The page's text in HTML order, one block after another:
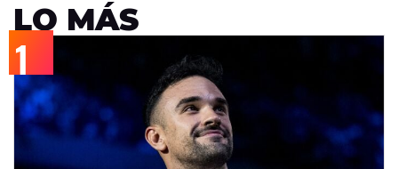
LO MÁS